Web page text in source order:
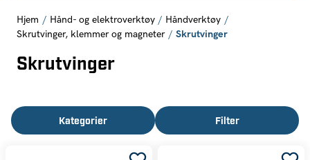
Hjem Hånd- og elektroverktøy
Håndverktøy
Skrutvinger, klemmer og magneter
Skrutvinger
Skrutvinger
Kategorier Filter